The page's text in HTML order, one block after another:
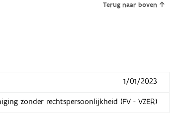
Terug naar boven
1/01/2023
zonder rechtspersoonlijkheid (FV - VZER)